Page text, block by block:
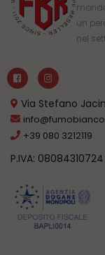
un
nel
Via Stefano
+39 080 3212119
P.IVA: